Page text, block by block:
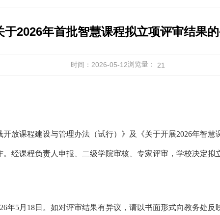
于2026年首批智慧课程拟立项评审结果
时间：2026-05-12浏览量： 21
放课程建设与管理办法（试行）》及《关于开展2026年智
经课程负责人申报、二级学院审核、专家评审，学校决定拟
年5月18日。如对评审结果有异议，请以书面形式向教务处反